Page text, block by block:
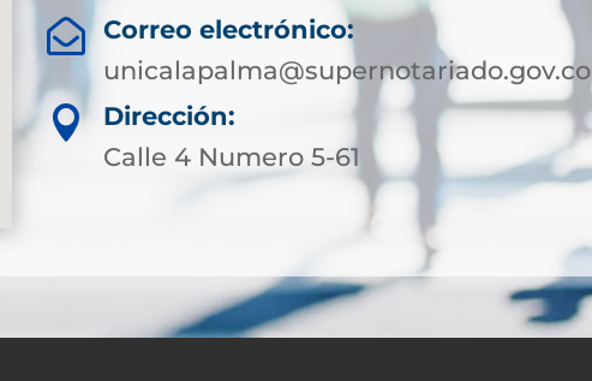

Correo electrónico:
unicalapalma@supernotariado.gov.co

Dirección:
Calle 4 Numero 5-61